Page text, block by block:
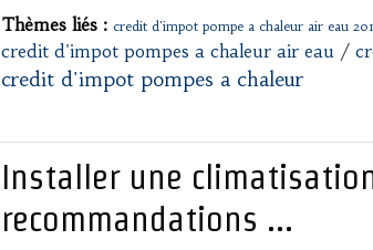
Thèmes liés : credit d'impot pompe a chaleur air eau
credit d'impot pompes a chaleur air eau /
credit d'impot pompes a chaleur
Installer une
recommandations ...